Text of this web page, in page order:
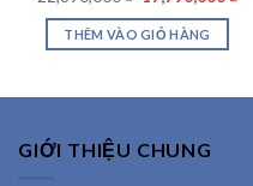
gốc
là:
22,890,000 ₫.
THÊM VÀO GIỎ HÀNG
GIỚI THIỆU CHUNG